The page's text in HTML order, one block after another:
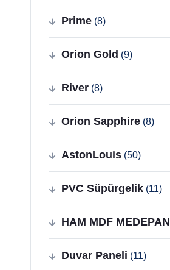
Prime (8)
Orion Gold (9)
River (8)
Orion Sapphire (8)
AstonLouis (50)
PVC Süpürgelik (11)
HAM MDF MEDEPAN
Duvar Paneli (11)